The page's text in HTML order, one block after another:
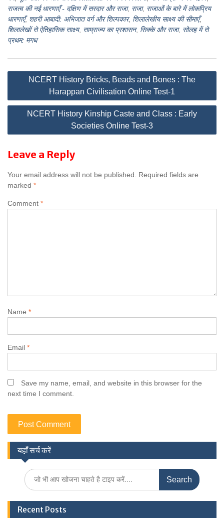
राजत्व की नई धारणाएँ - दक्षिण में सरदार और राजा, राजा, राजाओं के बारे में लोकप्रिय
धारणाएँ, शहरी आबादी: अभिजात वर्ग और शिल्पकार, शिलालेखीय साक्ष्य की सीमाएँ,
शिलालेखों से ऐतिहासिक साक्ष्य, साम्राज्य का प्रशासन, सिक्के और राजा, सोलह में से
प्रथम: मगध
Post
navigation
NCERT History Bricks, Beads and Bones : The
Harappan Civilisation Online Test-1
NCERT History Kinship Caste and Class : Early
Societies Online Test-3
Leave a Reply
Your email address will not be published.
Required fields are
marked *
Comment *
Name *
Email *
Save my name, email, and website in this browser for the
next time I comment.
यहाँ सर्च करें
Search
for:
Recent Posts